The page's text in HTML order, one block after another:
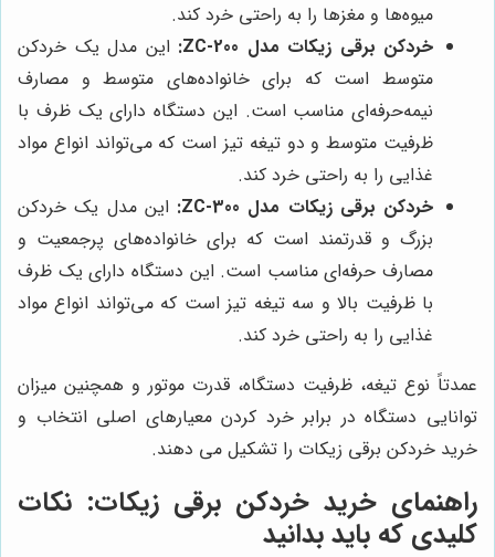
میوه‌ها و مغزها را به راحتی خرد کند.
خردکن برقی زیکات مدل ZC-200:
این مدل یک خردکن
متوسط ​​است که برای خانواده‌های متوسط ​​و مصارف
نیمه‌حرفه‌ای مناسب است. این دستگاه دارای یک ظرف با
ظرفیت متوسط ​​و دو تیغه تیز است که می‌تواند انواع مواد
غذایی را به راحتی خرد کند.
خردکن برقی زیکات مدل ZC-300:
این مدل یک خردکن
بزرگ و قدرتمند است که برای خانواده‌های پرجمعیت و
مصارف حرفه‌ای مناسب است. این دستگاه دارای یک ظرف
با ظرفیت بالا و سه تیغه تیز است که می‌تواند انواع مواد
غذایی را به راحتی خرد کند.
عمدتاً نوع تیغه، ظرفیت دستگاه، قدرت موتور و همچنین میزان
توانایی دستگاه در برابر خرد کردن معیارهای اصلی انتخاب و
خرید خردکن برقی زیکات را تشکیل می دهند.
راهنمای خرید خردکن برقی زیکات: نکات
کلیدی که باید بدانید